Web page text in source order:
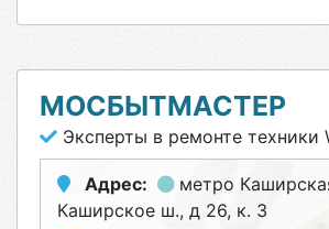
МОСБЫТМАСТЕР
Эксперты в ремонте техники
Адрес: метро
Каширское ш., д 26, к. 3